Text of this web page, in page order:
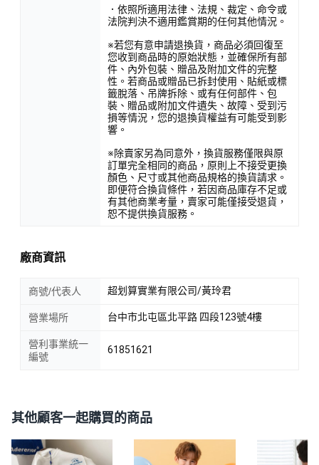
．依照所適用法律、法規、裁定、命令或
法院判決不適用鑑賞期的任何其他情況。
※若您有意申請退換貨，商品必須回復至
您收到商品時的原始狀態，並確保所有部
件、內外包裝、贈品及附加文件的完整
性。若商品或贈品已拆封使用、貼紙或標
籤脫落、吊牌拆除、或有任何部件、包
裝、贈品或附加文件遺失、故障、受到污
損等情況，您的退換貨權益有可能受到影
響。
※除賣家另為同意外，換貨服務僅限與原
訂單完全相同的商品，原則上不接受更換
顏色、尺寸或其他商品規格的換貨請求。
即便符合換貨條件，若因商品庫存不足或
有其他商業考量，賣家可能僅接受退貨，
恕不提供換貨服務。
廠商資訊
商號/代表人 超划算實業有限公司/黃玲君
營業場所 台中市北屯區北平路 四段123號4樓
營利事業統一
編號
61851621
其他顧客一起購買的商品